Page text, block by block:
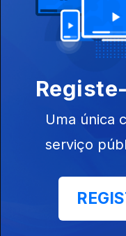
Uma única
serviço